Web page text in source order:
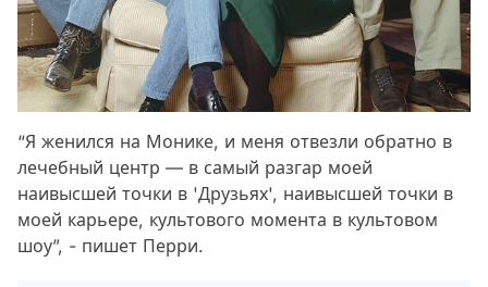
“Я женился на Монике, и меня отвезли обратно в
лечебный центр — в самый разгар моей
наивысшей точки в 'Друзьях', наивысшей точки в
моей карьере, культового момента в культовом
шоу”, - пишет Перри.